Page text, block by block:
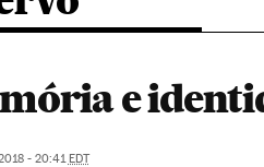
e
- 20:41EDT